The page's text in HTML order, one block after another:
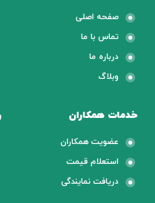
خدمات همکاران
صفحه اصلی
تماس با ما
درباره ما
وبلاگ
عضویت همکاران
استعلام قیمت
دریافت نمایندگی